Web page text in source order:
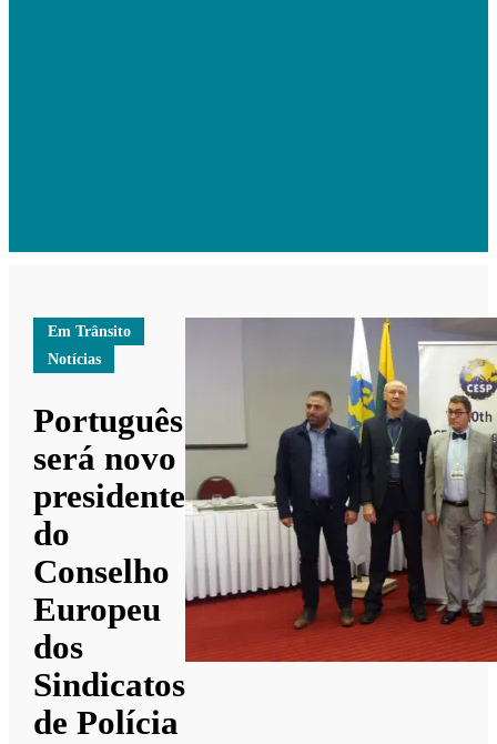
Em Trânsito
Notícias
Português
será novo
presidente
do
Conselho
Europeu
dos
Sindicatos
de Polícia